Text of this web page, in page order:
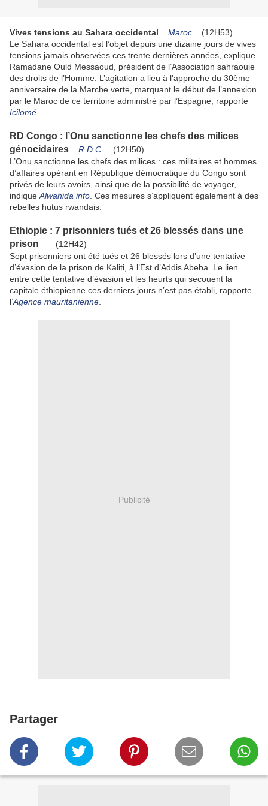
Vives tensions au Sahara occidental Maroc
(12H53)
Le Sahara occidental est l’objet depuis une dizaine jours de vives
tensions jamais observées ces trente dernières années, explique
Ramadane Ould Messaoud, président de l’Association sahraouie
des droits de l’Homme. L’agitation a lieu à l’approche du 30ème
anniversaire de la Marche verte, marquant le début de l’annexion
par le Maroc de ce territoire administré par l’Espagne, rapporte
Icilomé
RD Congo : l’Onu sanctionne les chefs des milices
génocidaires
R.D.C.
(12H50)
L’Onu sanctionne les chefs des milices : ces militaires et hommes
d’affaires opérant en République démocratique du Congo sont
privés de leurs avoirs, ainsi que de la possibilité de voyager,
indique Alwahida info . Ces mesures s’appliquent également à des
rebelles hutus rwandais.
Ethiopie : 7 prisonniers tués et 26 blessés dans une
prison
(12H42)
Sept prisonniers ont été tués et 26 blessés lors d’une tentative
d’évasion de la prison de Kaliti, à l’Est d’Addis Abeba. Le lien
entre cette tentative d’évasion et les heurts qui secouent la
capitale éthiopienne ces derniers jours n’est pas établi, rapporte
l’Agence mauritanienne
Publicité
Partager